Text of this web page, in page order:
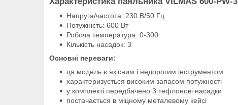
Напруга/частота: 230 В/50 Гц
Потужність: 600 Вт
Робоча температура: 0-300
Кількість насадок: 3
Основні переваги:
ця модель є якісним і недорогим інструментом
характеризується високим запасом потужності
у комплекті передбачено 3 тефлонові насадки
постачається в міцному металевому кейсі